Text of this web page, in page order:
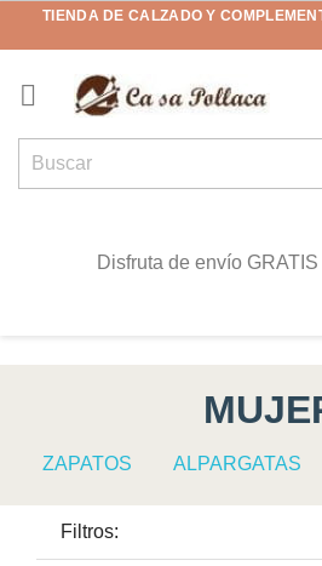
TIENDA DE CALZADO Y

Disfruta de envío
ZAPATOS ALPARGATAS
Filtros: